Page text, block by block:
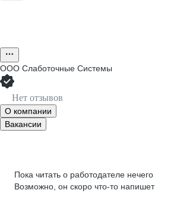
ООО Слаботочные Системы
Нет отзывов
О компании
Вакансии
Пока читать о работодателе нечего
Возможно, он скоро что‑то напишет